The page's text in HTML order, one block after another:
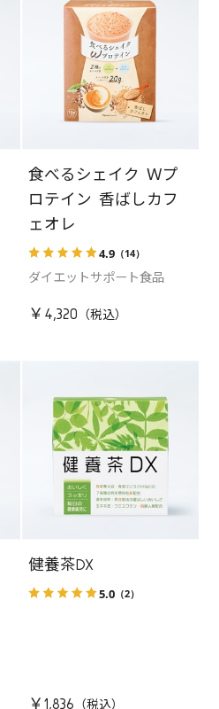
食べるシェイク Ｗプ
ロテイン 香ばしカフ
ェオレ
4.9（14）
ダイエットサポート食品
￥4,320
健養茶DX
5.0（2）
￥1,836